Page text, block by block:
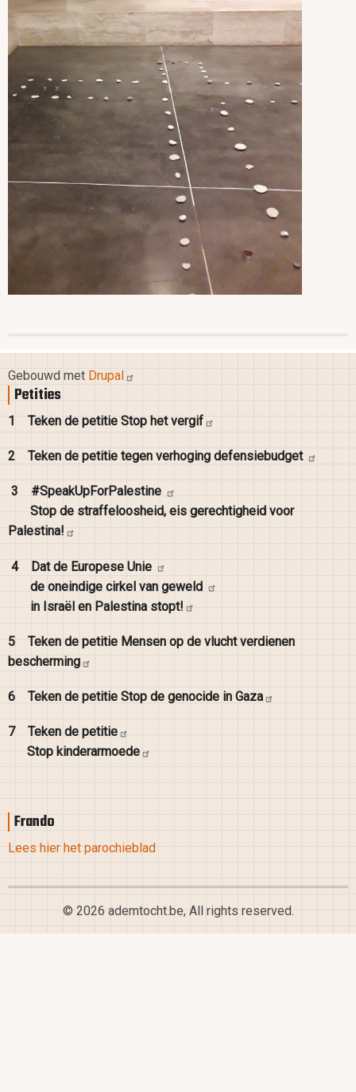
Gebouwd met Drupal
Petities
1 Teken de petitie Stop hetvergif
2 Teken de petitie tegen verhoging defensiebudget
3
#SpeakUpForPalestine
Stop de straffeloosheid, eis gerechtigheid voor
Palestina!
4 Dat de Europese Unie
de oneindige cirkel van geweld
in Israël en Palestina stopt!
5 Teken de petitie Mensen op de vlucht verdienen
bescherming
6 Teken de petitie Stop de genocide in Gaza
7 Teken de petitie
Stop kinderarmoede
Frando
Lees hier het parochieblad
© 2026 ademtocht.be, All rights reserved.